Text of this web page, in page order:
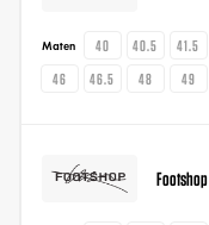
Maten 40 40.5 41.5
46
46.5 48 49
Footshop